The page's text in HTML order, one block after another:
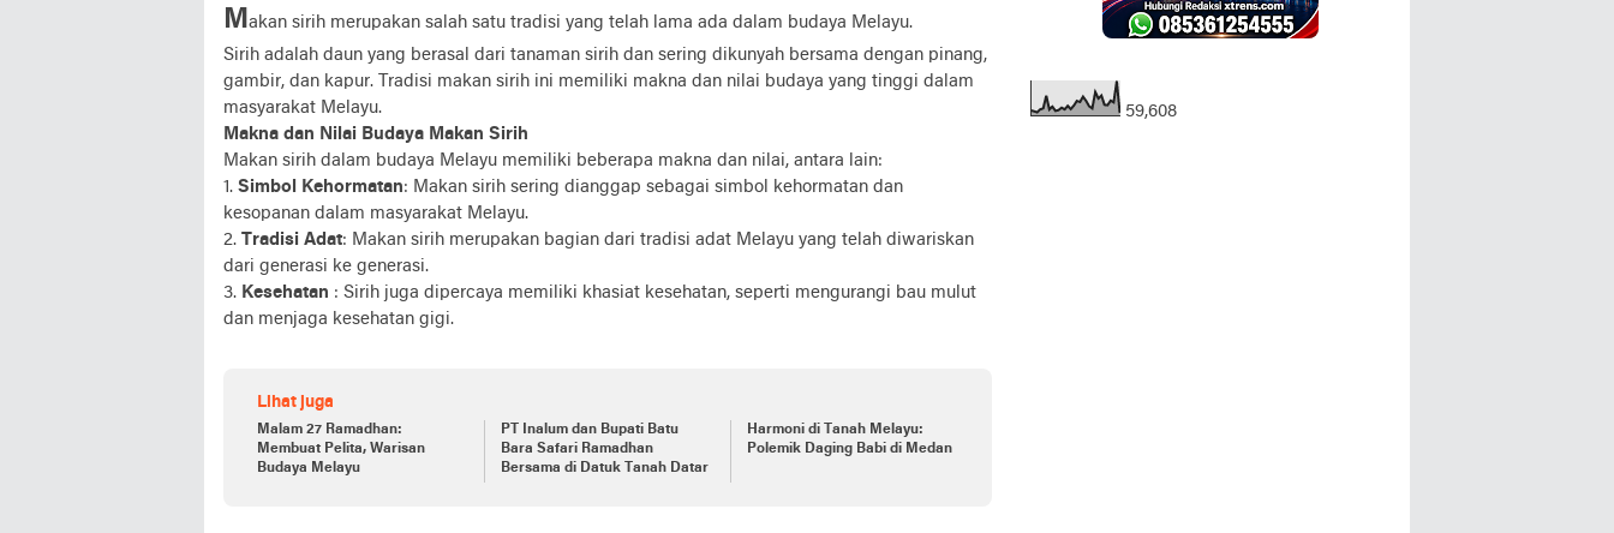
Makan sirih merupakan salah satu tradisi yang telah lama ada dalam budaya Melayu.
Sirih adalah daun yang berasal dari tanaman sirih dan sering dikunyah bersama dengan pinang,
gambir, dan kapur. Tradisi makan sirih ini memiliki makna dan nilai budaya yang tinggi dalam
masyarakat Melayu.
Makna dan Nilai Budaya Makan Sirih
Makan sirih dalam budaya Melayu memiliki beberapa makna dan nilai, antara lain:
1. Simbol Kehormatan: Makan sirih sering dianggap sebagai simbol kehormatan dan
kesopanan dalam masyarakat Melayu.
2. Tradisi Adat: Makan sirih merupakan bagian dari tradisi adat Melayu yang telah diwariskan
dari generasi ke generasi.
3. Kesehatan : Sirih juga dipercaya memiliki khasiat kesehatan, seperti mengurangi bau mulut
dan menjaga kesehatan gigi.
Lihat juga
Malam 27 Ramadhan:
Membuat Pelita, Warisan
Budaya Melayu
PT Inalum dan Bupati Batu
Bara Safari Ramadhan
Bersama di Datuk Tanah Datar
Harmoni di Tanah Melayu:
Polemik Daging Babi di Medan
59,608